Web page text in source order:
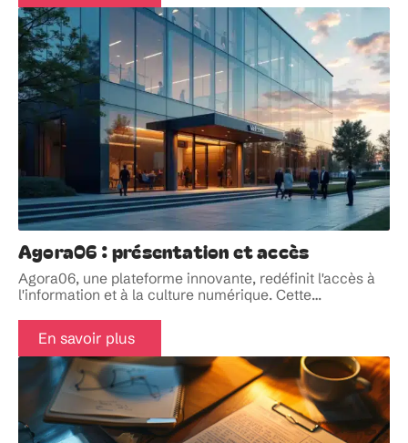
Agora06 : présentation et accès
Agora06, une plateforme innovante, redéfinit l'accès à
l'information et à la culture numérique. Cette…
En savoir plus